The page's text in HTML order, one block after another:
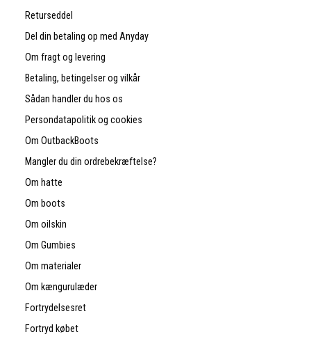
Returseddel
Del din betaling op med Anyday
Om fragt og levering
Betaling, betingelser og vilkår
Sådan handler du hos os
Persondatapolitik og cookies
Om OutbackBoots
Mangler du din ordrebekræftelse?
Om hatte
Om boots
Om oilskin
Om Gumbies
Om materialer
Om kængurulæder
Fortrydelsesret
Fortryd købet